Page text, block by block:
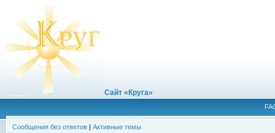
Сайт «Круга»
Сообщения без ответов | Активные темы